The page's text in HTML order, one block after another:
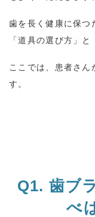
歯を長く健康に保つ
「道具の選び方」
ここでは、患者さん
す。
Q1. 歯ブ
べ